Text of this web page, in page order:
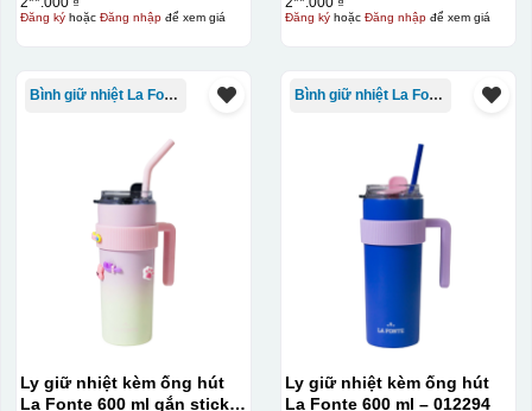
Đăng kýhoặc Đăng nhậpđể xem giá Đăng kýhoặc Đăng nhậpđể xem giá
Bình giữ nhiệt La Fonte
Ly giữ nhiệt kèm ống hút
La Fonte 600 ml gắn sticker
Bình giữ nhiệt La Fonte
Ly giữ nhiệt kèm ống hút
La Fonte 600 ml – 012294